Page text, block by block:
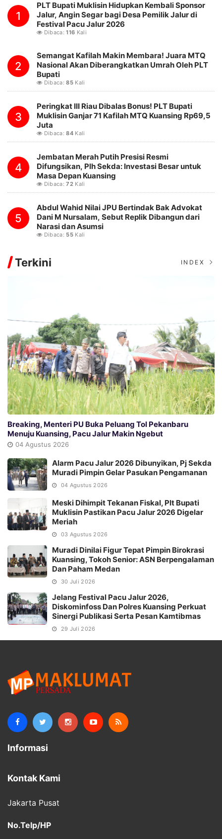
1
PLT Bupati Muklisin Hidupkan Kembali Sponsor
Jalur, Angin Segar bagi Desa Pemilik Jalur di
Festival Pacu Jalur 2026
Dibaca:116 Kali
2
Semangat Kafilah Makin Membara! Juara MTQ
Nasional Akan Diberangkatkan Umrah Oleh PLT
Bupati
Dibaca:85Kali
3
Peringkat III Riau Dibalas Bonus! PLT Bupati
Muklisin Ganjar 71 Kafilah MTQ Kuansing Rp69,5
Juta
Dibaca:84Kali
4
Jembatan Merah Putih Presisi Resmi
Difungsikan, Plh Sekda: Investasi Besar untuk
Masa Depan Kuansing
Dibaca:72Kali
5
Abdul Wahid Nilai JPU Bertindak Bak Advokat
Dani M Nursalam, Sebut Replik Dibangun dari
Narasi dan Asumsi
Dibaca: 55Kali
Terkini INDEX
Breaking, Menteri PU Buka Peluang Tol Pekanbaru
Menuju Kuansing, Pacu Jalur Makin Ngebut
04 Agustus 2026
Alarm Pacu Jalur 2026 Dibunyikan, Pj Sekda
Muradi Pimpin Gelar Pasukan Pengamanan
04 Agustus 2026
Meski Dihimpit Tekanan Fiskal, Plt Bupati
Muklisin Pastikan Pacu Jalur 2026 Digelar
Meriah
03 Agustus 2026
Muradi Dinilai Figur Tepat Pimpin Birokrasi
Kuansing, Tokoh Senior: ASN Berpengalaman
Dan Paham Medan
30 Juli 2026
Jelang Festival Pacu Jalur 2026,
Diskominfoss Dan Polres Kuansing Perkuat
Sinergi Publikasi Serta Pesan Kamtibmas
29 Juli 2026
Informasi
Kontak Kami
Jakarta Pusat
No.Telp/HP